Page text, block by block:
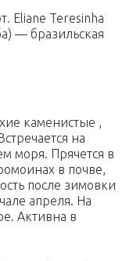
Eliane Teresinha
— бразильская
каменистые ,
на
моря. Прячется в
в почве,
после зимовки
апреля. На
Активна в